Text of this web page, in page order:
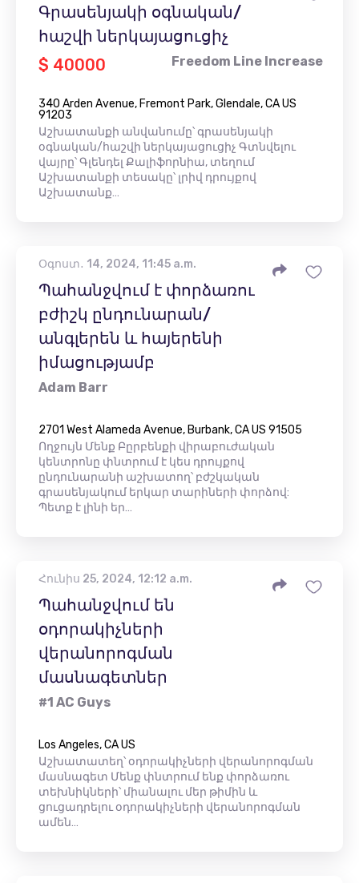
Գրասենյակի օգնական/
հաշվի ներկայացուցիչ
$ 40000
Freedom Line Increase
340 Arden Avenue, Fremont Park, Glendale, CA US
91203
Աշխատանքի անվանումը՝ գրասենյակի
օգնական/հաշվի ներկայացուցիչ Գտնվելու
վայրը՝ Գլենդել Քալիֆորնիա, տեղում
Աշխատանքի տեսակը՝ լրիվ դրույքով
Աշխատանք…
Օգոստ․ 14, 2024, 11:45 a.m.
Պահանջվում է փորձառու
բժիշկ ընդունարան/
անգլերեն և հայերենի
իմացությամբ
Adam Barr
2701 West Alameda Avenue, Burbank, CA US 91505
Ողջույն Մենք Բըրբենքի վիրաբուժական
կենտրոնը փնտրում է կես դրույքով
ընդունարանի աշխատող՝ բժշկական
գրասենյակում երկար տարիների փորձով:
Պետք է լինի եր…
Հունիս 25, 2024, 12:12 a.m.
Պահանջվում են
օդորակիչների
վերանորոգման
մասնագետներ
#1 AC Guys
Los Angeles, CA US
Աշխատատեղ՝ օդորակիչների վերանորոգման
մասնագետ Մենք փնտրում ենք փորձառու
տեխնիկների՝ միանալու մեր թիմին և
ցուցադրելու օդորակիչների վերանորոգման
ամեն…